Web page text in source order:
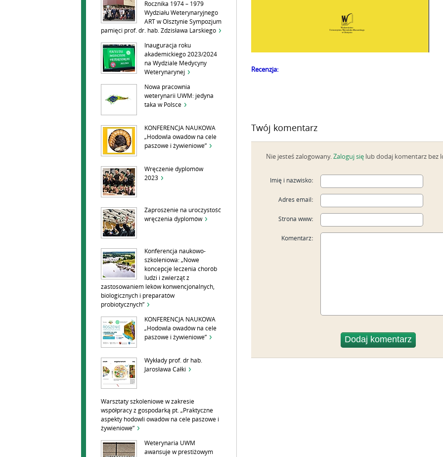
Rocznika 1974 – 1979
Wydziału Weterynaryjnego
ART w Olsztynie Sympozjum
pamięci prof. dr. hab. Zdzisława Larskiego
Inauguracja roku
akademickiego 2023/2024
na Wydziale Medycyny
Weterynarynej
Nowa pracownia
weterynarii UWM: jedyna
taka w Polsce
KONFERENCJA NAUKOWA
„Hodowla owadów na cele
paszowe i żywieniowe”
Wręczenie dyplomów
2023
Zaproszenie na uroczystość
wręczenia dyplomów
Konferencja naukowo-
szkoleniowa: „Nowe
koncepcje leczenia chorób
ludzi i zwierząt z
zastosowaniem leków konwencjonalnych,
biologicznych i preparatów
probiotycznych”
KONFERENCJA NAUKOWA
„Hodowla owadów na cele
paszowe i żywieniowe”
Wykłady prof. dr hab.
Jarosława Całki
Warsztaty szkoleniowe w zakresie
współpracy z gospodarką pt. „Praktyczne
aspekty hodowli owadów na cele paszowe i
żywieniowe”
Weterynaria UWM
awansuje w prestiżowym
Recenzja:
Twój komentarz
Nie jesteś zalogowany. Zaloguj się lub dodaj komentarz bez
Imię i nazwisko:
Adres email:
Strona www:
Komentarz: